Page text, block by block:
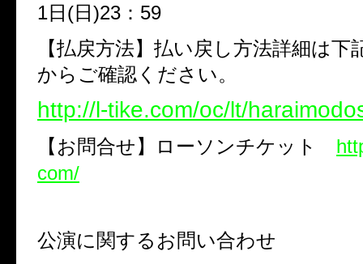
1日 (日 )23 ： 59
【払戻方法】払い戻し方法詳細は下
からご確認ください。
http://l-tike.com/oc/lt/
【お問合せ】ローソンチケット
com/
公演に関するお問い合わせ